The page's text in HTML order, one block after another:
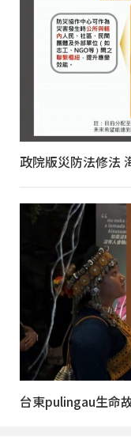
政院版災防法修法
台東pulingau生命